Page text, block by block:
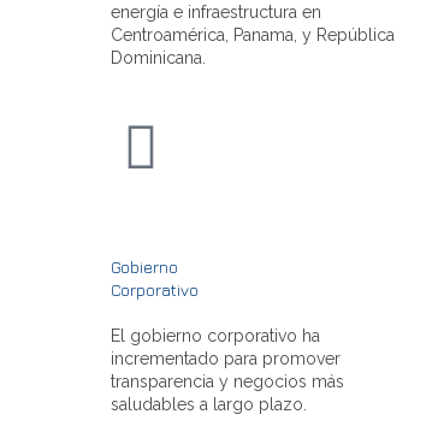
energía e infraestructura en
Centroamérica, Panama, y República
Dominicana.
Gobierno
Corporativo
El gobierno corporativo ha
incrementado para promover
transparencia y negocios más
saludables a largo plazo.